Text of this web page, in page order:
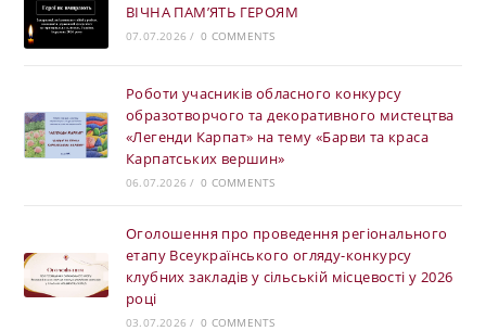
ВІЧНА ПАМ’ЯТЬ ГЕРОЯМ
07.07.2026 / 0 COMMENTS
Роботи учасників обласного конкурсу
образотворчого та декоративного мистецтва
«Легенди Карпат» на тему «Барви та краса
Карпатських вершин»
06.07.2026 / 0 COMMENTS
Оголошення про проведення регіонального
етапу Всеукраїнського огляду-конкурсу
клубних закладів у сільській місцевості у 2026
році
03.07.2026 / 0 COMMENTS